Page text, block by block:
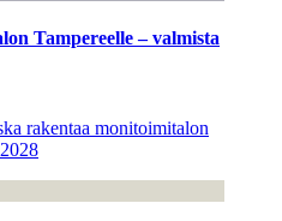
Tampereelle – valmista
rakentaa monitoimitalon